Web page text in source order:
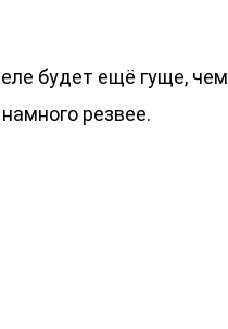
будет ещё гуще, чем
резвее.